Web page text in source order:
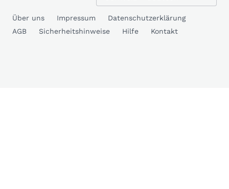
Über uns Impressum
Datenschutzerklärung
AGB
Sicherheitshinweise Hilfe Kontakt